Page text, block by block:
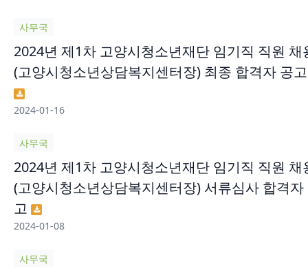
사무국
2024년 제1차 고양시청소년재단 임기직 직원 채
(고양시청소년상담복지센터장) 최종 합격자 공고
2024-01-16
사무국
2024년 제1차 고양시청소년재단 임기직 직원 채
(고양시청소년상담복지센터장) 서류심사 합격자
고
2024-01-08
사무국